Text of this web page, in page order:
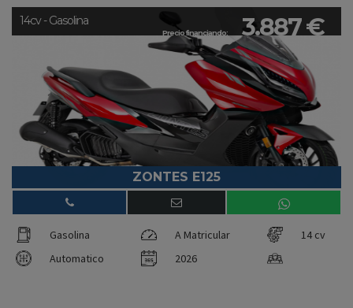
Precio financiando: 3.887 €
14cv - Gasolina
ZONTES E125
Gasolina A Matricular
14 cv
Automatico
2026